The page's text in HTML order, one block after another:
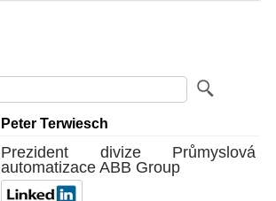
Peter Terwiesch
Prezident divize Průmyslová
automatizace ABB Group